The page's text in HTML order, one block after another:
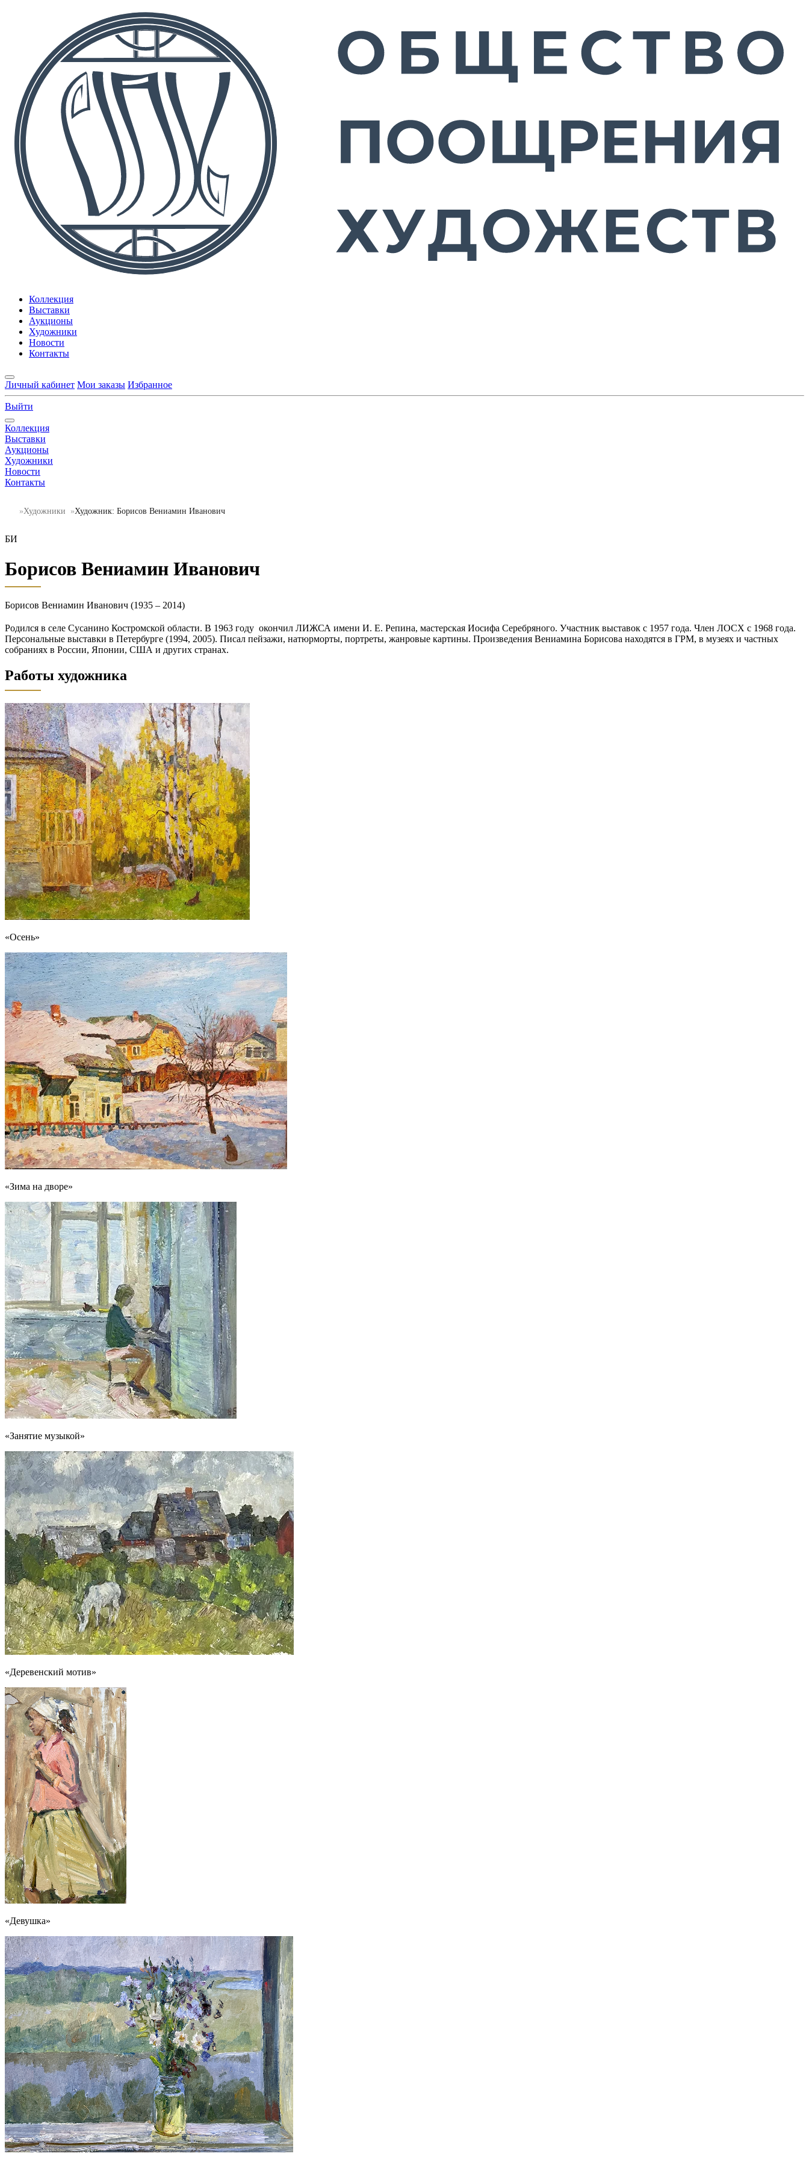
Коллекция
Выставки
Аукционы
Художники
Новости
Контакты
Личный кабинет Мои заказы Избранное
Выйти
Коллекция
Выставки
Аукционы
Художники
Новости
Контакты
Художники Художник: Борисов Вениамин Иванович
БИ
Борисов Вениамин Иванович
Борисов Вениамин Иванович (1935 – 2014)
Родился в селе Сусанино Костромской области. В 1963 году окончил ЛИЖСА имени И. Е. Репина, мастерская Иосифа Серебряного. Участник выставок с 1957 года. Член ЛОСХ с 1968 года.
Персональные выставки в Петербурге (1994, 2005). Писал пейзажи, натюрморты, портреты, жанровые картины. Произведения Вениамина Борисова находятся в ГРМ, в музеях и частных
собраниях в России, Японии, США и других странах.
Работы художника
«Осень»
«Зима на дворе»
«Занятие музыкой»
«Деревенский мотив»
«Девушка»